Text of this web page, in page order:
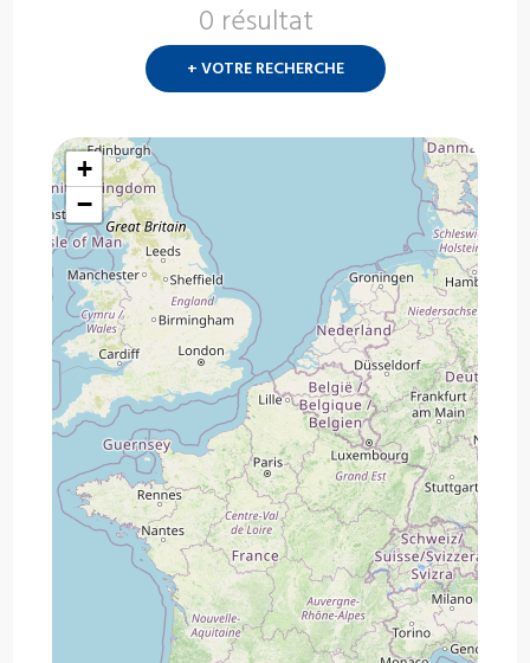
0 résultat
+ VOTRE RECHERCHE
+
−